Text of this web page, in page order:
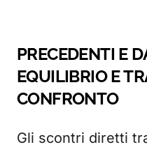
PRECEDENTI E
EQUILIBRIO E
CONFRONTO
Gli scontri diretti